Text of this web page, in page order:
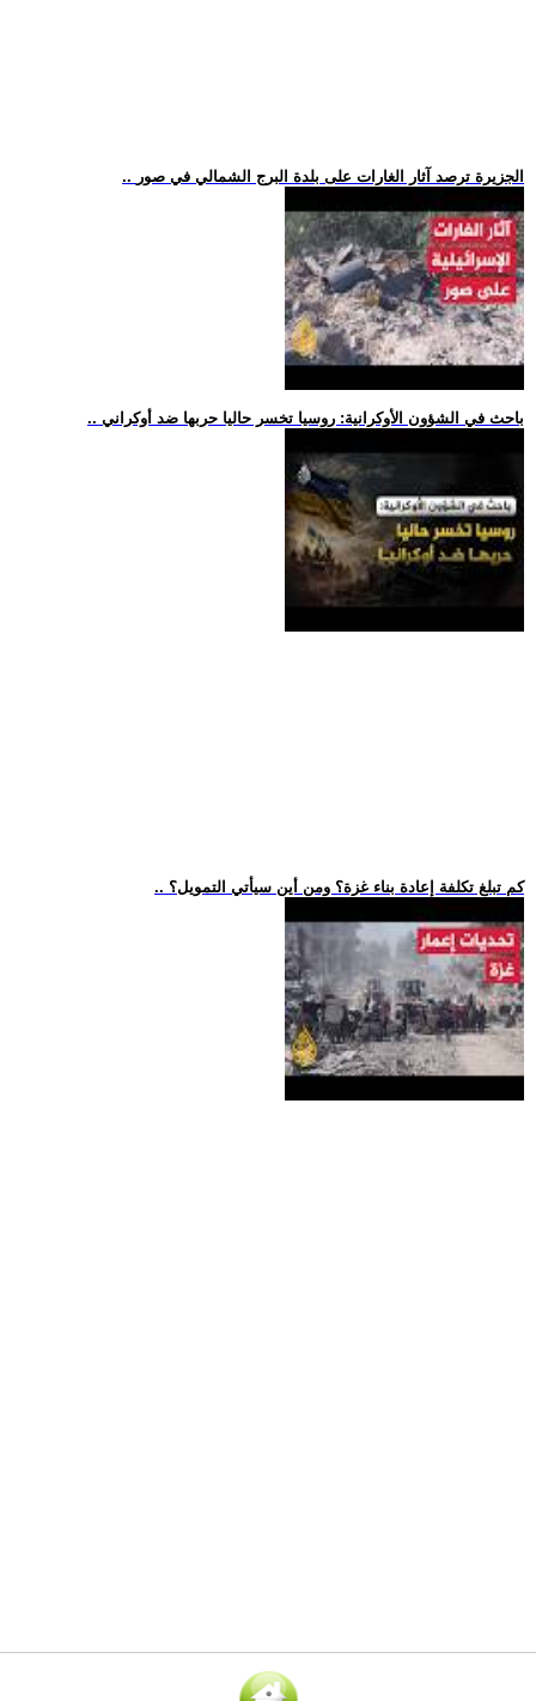
.. الجزيرة ترصد آثار الغارات على بلدة البرج الشمالي في صور
.. باحث في الشؤون الأوكرانية: روسيا تخسر حاليا حربها ضد أوكراني
.. كم تبلغ تكلفة إعادة بناء غزة؟ ومن أين سيأتي التمويل؟